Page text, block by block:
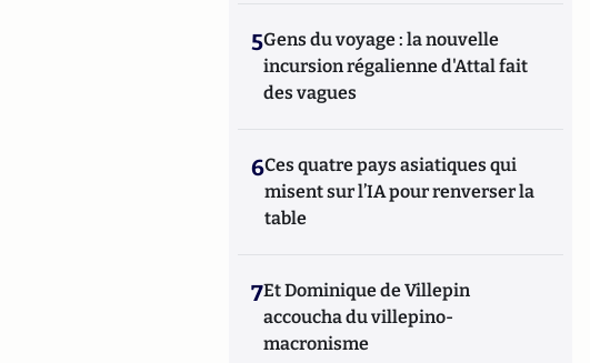
5Gens du voyage : la nouvelle
incursion régalienne d'Attal fait
des vagues
6Ces quatre pays asiatiques qui
misent sur l’IA pour renverser la
table
7Et Dominique de Villepin
accoucha du villepino-
macronisme